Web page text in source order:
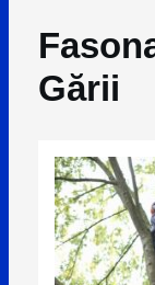
Gării